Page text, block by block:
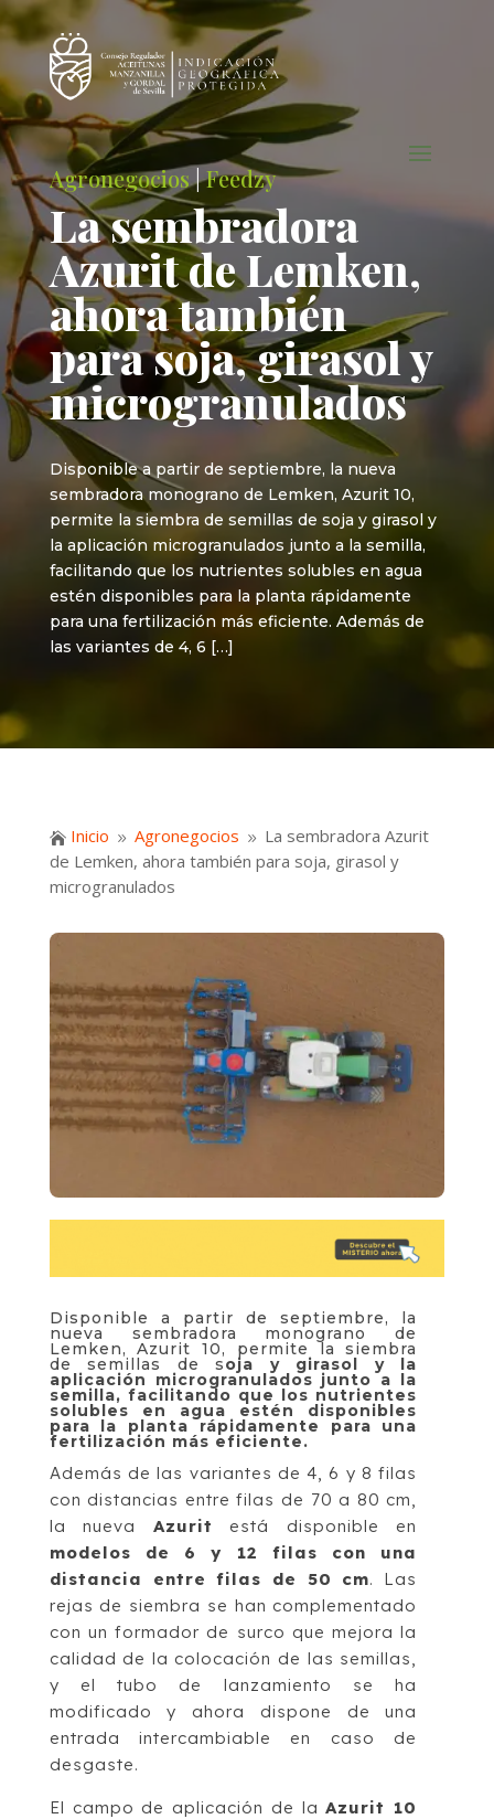
Agronegocios|Feedzy
La sembradora
Azurit de Lemken,
ahora también
para soja, girasol y
microgranulados
Disponible a partir de septiembre, la nueva
sembradora monograno de Lemken, Azurit 10,
permite la siembra de semillas de soja y girasol y
la aplicación microgranulados junto a la semilla,
facilitando que los nutrientes solubles en agua
estén disponibles para la planta rápidamente
para una fertilización más eficiente. Además de
las variantes de 4, 6 […]
 Inicio 9 Agronegocios 9 La sembradora Azurit
de Lemken, ahora también para soja, girasol y
microgranulados
Disponible a partir de septiembre, la
nueva sembradora monograno de
Lemken, Azurit 10, permite la siembra
de semillas de soja y girasol y la
aplicación microgranulados junto a la
semilla, facilitando que los nutrientes
solubles en agua estén disponibles
para la planta rápidamente para una
fertilización más eficiente.
Además de las variantes de 4, 6 y 8 filas
con distancias entre filas de 70 a 80 cm,
la nueva Azurit está disponible en
modelos de 6 y 12 filas con una
distancia entre filas de 50 cm. Las
rejas de siembra se han complementado
con un formador de surco que mejora la
calidad de la colocación de las semillas,
y el tubo de lanzamiento se ha
modificado y ahora dispone de una
entrada intercambiable en caso de
desgaste.
El campo de aplicación de laAzurit 10